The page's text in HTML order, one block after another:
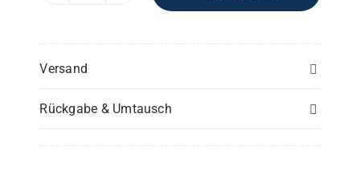
–
Menge
Versand
Rückgabe & Umtausch